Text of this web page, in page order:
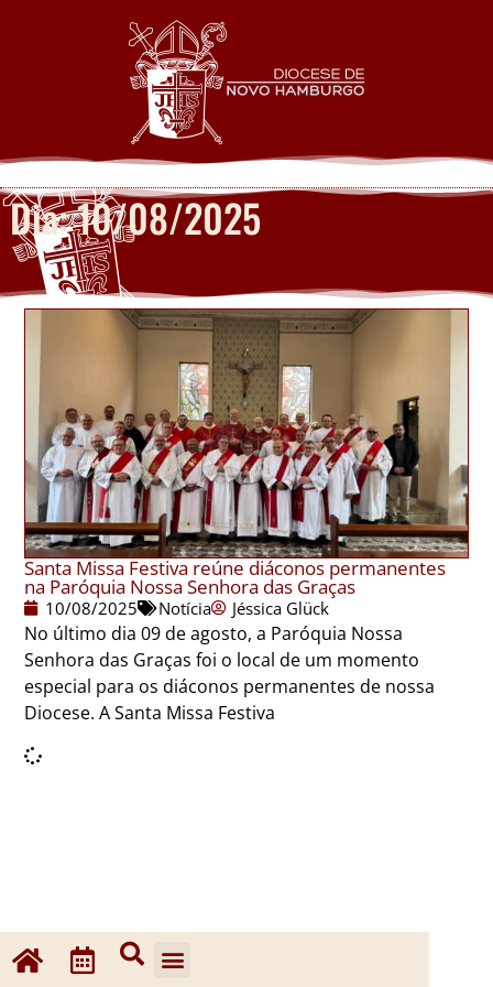
Dia: 10/08/2025
Santa Missa Festiva reúne diáconos permanentes
na Paróquia Nossa Senhora das Graças
10/08/2025 Notícia Jéssica Glück
No último dia 09 de agosto, a Paróquia Nossa
Senhora das Graças foi o local de um momento
especial para os diáconos permanentes de nossa
Diocese. A Santa Missa Festiva